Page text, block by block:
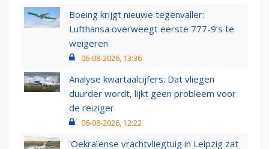
Boeing krijgt nieuwe tegenvaller:
Lufthansa overweegt eerste 777-9’s te
weigeren
06-08-2026, 13:36
Analyse kwartaalcijfers: Dat vliegen
duurder wordt, lijkt geen probleem voor
de reiziger
06-08-2026, 12:22
'Oekraïense vrachtvliegtuig in Leipzig zat